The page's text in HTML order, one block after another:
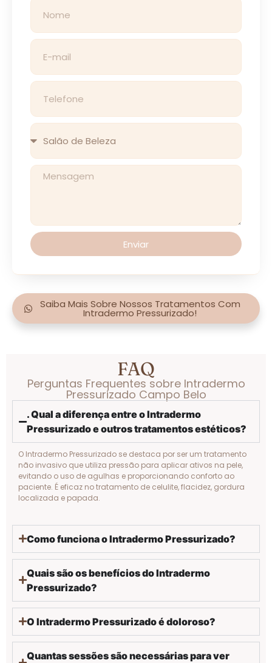
Enviar
Saiba Mais Sobre Nossos Tratamentos Com
Intradermo Pressurizado!
FAQ
Perguntas Frequentes sobre Intradermo
Pressurizado Campo Belo
. Qual a diferença entre o Intradermo
Pressurizado e outros tratamentos estéticos?
O Intradermo Pressurizado se destaca por ser um tratamento
não invasivo que utiliza pressão para aplicar ativos na pele,
evitando o uso de agulhas e proporcionando conforto ao
paciente. É eficaz no tratamento de celulite, flacidez, gordura
localizada e papada.
Como funciona o Intradermo Pressurizado?
Quais são os benefícios do Intradermo
Pressurizado?
O Intradermo Pressurizado é doloroso?
Quantas sessões são necessárias para ver